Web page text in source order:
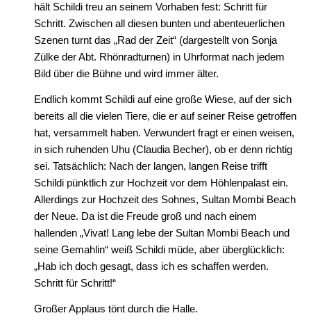
hält Schildi treu an seinem Vorhaben fest: Schritt für
Schritt. Zwischen all diesen bunten und abenteuerlichen
Szenen turnt das „Rad der Zeit“ (dargestellt von Sonja
Zülke der Abt. Rhönradturnen) in Uhrformat nach jedem
Bild über die Bühne und wird immer älter.
Endlich kommt Schildi auf eine große Wiese, auf der sich
bereits all die vielen Tiere, die er auf seiner Reise getroffen
hat, versammelt haben. Verwundert fragt er einen weisen,
in sich ruhenden Uhu (Claudia Becher), ob er denn richtig
sei. Tatsächlich: Nach der langen, langen Reise trifft
Schildi pünktlich zur Hochzeit vor dem Höhlenpalast ein.
Allerdings zur Hochzeit des Sohnes, Sultan Mombi Beach
der Neue. Da ist die Freude groß und nach einem
hallenden „Vivat! Lang lebe der Sultan Mombi Beach und
seine Gemahlin“ weiß Schildi müde, aber überglücklich:
„Hab ich doch gesagt, dass ich es schaffen werden.
Schritt für Schritt!“
Großer Applaus tönt durch die Halle.